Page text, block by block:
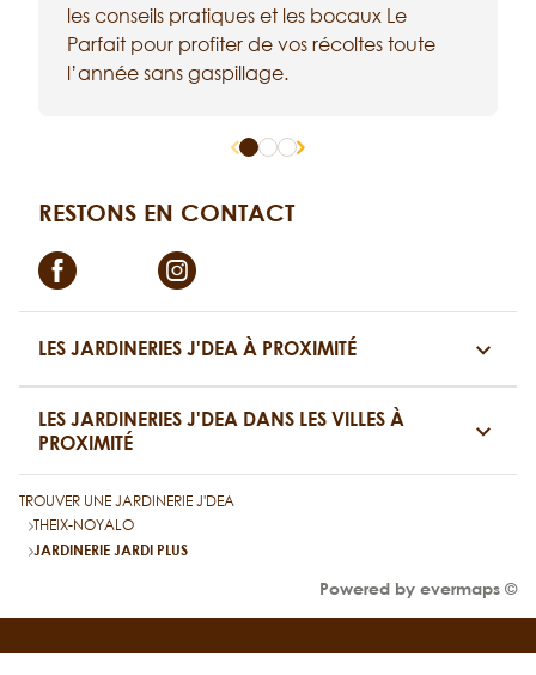
les conseils pratiques et les bocaux Le
Parfait pour profiter de vos récoltes toute
l’année sans gaspillage.
RESTONS EN CONTACT
Facebook Instagram
LES JARDINERIES J'DEA À PROXIMITÉ
LES JARDINERIES J'DEA DANS LES VILLES À
PROXIMITÉ
TROUVER UNE JARDINERIE J'DEA
THEIX-NOYALO
JARDINERIE JARDI PLUS
Powered by evermaps ©